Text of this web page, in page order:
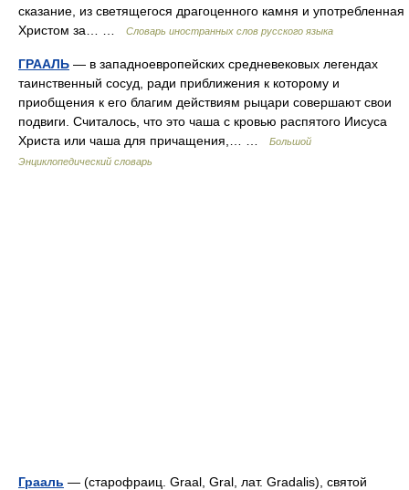
сказание, из светящегося драгоценного камня и употребленная
Христом за… …
Словарь иностранных слов русского языка
ГРААЛЬ — в западноевропейских средневековых легендах
таинственный сосуд, ради приближения к которому и
приобщения к его благим действиям рыцари совершают свои
подвиги. Считалось, что это чаша с кровью распятого Иисуса
Христа или чаша для причащения,… …
Большой
Энциклопедический словарь
Грааль — (старофраиц. Graal, Gral, лат. Gradalis), святой